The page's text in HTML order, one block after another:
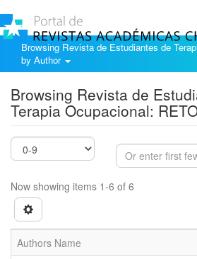
Browsing Revista de Estudiantes de
by Author
Browsing Revista de
Terapia Ocupacional:
Now showing items 1-6 of 6
Authors Name